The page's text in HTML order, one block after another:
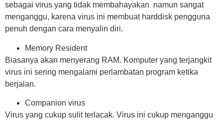
sebagai virus yang tidak membahayakan namun sangat
menganggu, karena virus ini membuat harddisk pengguna
penuh dengan cara menyalin diri.
Memory Resident
Biasanya akan menyerang RAM. Komputer yang terjangkit
virus ini sering mengalami perlambatan program ketika
berjalan.
Companion virus
Virus yang cukup sulit terlacak. Virus ini cukup menganggu